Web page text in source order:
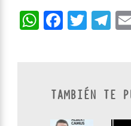
TAMBIÉN TE